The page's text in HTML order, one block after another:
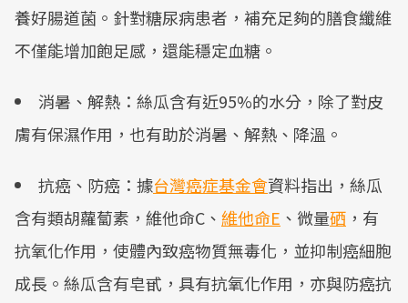
養好腸道菌。針對糖尿病患者，補充足夠的膳食纖維
不僅能增加飽足感，還能穩定血糖。
消暑、解熱：絲瓜含有近95%的水分，除了對皮
膚有保濕作用，也有助於消暑、解熱、降溫。
抗癌、防癌：據台灣癌症基金會資料指出，絲瓜
含有類胡蘿蔔素，維他命C、 維他命E 、微量硒 ，有
抗氧化作用，使體內致癌物質無毒化，並抑制癌細胞
成長。絲瓜含有皂甙，具有抗氧化作用，亦與防癌抗